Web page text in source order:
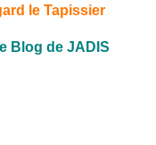
le Tapissier
Blog de JADIS